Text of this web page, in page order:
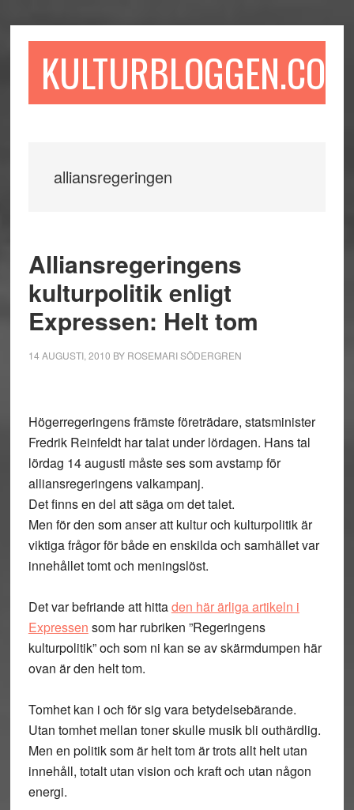
till
till
sidofältet
till
KULTURBLOGGEN.COM
alliansregeringen
Alliansregeringens
kulturpolitik enligt
Expressen: Helt tom
14 AUGUSTI, 2010 BY ROSEMARI SÖDERGREN
Högerregeringens främste företrädare, statsminister
Fredrik Reinfeldt har talat under lördagen. Hans tal
lördag 14 augusti måste ses som avstamp för
alliansregeringens valkampanj.
Det finns en del att säga om det talet.
Men för den som anser att kultur och kulturpolitik är
viktiga frågor för både en enskilda och samhället var
innehållet tomt och meningslöst.
Det var befriande att hittaden här ärliga artikeln i
Expressen som har rubriken ”Regeringens
kulturpolitik” och som ni kan se av skärmdumpen här
ovan är den helt tom.
Tomhet kan i och för sig vara betydelsebärande.
Utan tomhet mellan toner skulle musik bli outhärdlig.
Men en politik som är helt tom är trots allt helt utan
innehåll, totalt utan vision och kraft och utan någon
energi.